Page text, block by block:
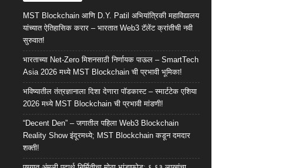
MST Blockchain आणि D.Y. Patil अभियांत्रिकी महाविद्यालय
यांच्यात ऐतिहासिक करार – भारतात Web3 टॅलेंट क्रांतीची नवी
सुरुवात!
भारताच्या Net-Zero मिशनसाठी निर्णायक पाऊल – SmartTech
Asia 2026 मध्ये MST Blockchain ची प्रभावी भूमिका!
भविष्यातील तंत्रज्ञानाला दिशा देणारा पॉडकास्ट – स्मार्टटेक एशिया
2026 मध्ये MST Blockchain ची प्रभावी मांडणी!
“Decent Den” – जगातील पहिला Web3 Blockchain
Reality Show इंदूरमध्ये; MST Blockchain कडून दमदार
शक्ती!